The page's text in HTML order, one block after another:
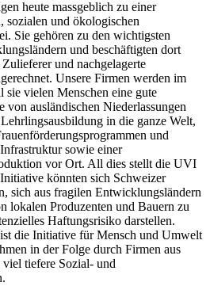
heute massgeblich zu einer
sozialen und ökologischen
Sie gehören zu den wichtigsten
und beschäftigten dort
und nachgelagerte
Unsere Firmen werden im
sie vielen Menschen eine gute
ausländischen Niederlassungen
in die ganze Welt,
und
sowie einer
vor Ort. All dies stellt die UVI
könnten sich Schweizer
sich aus fragilen Entwicklungsländern
lokalen Produzenten und Bauern zu
Haftungsrisiko darstellen.
die Initiative für Mensch und Umwelt
in der Folge durch Firmen aus
tiefere Sozial- und